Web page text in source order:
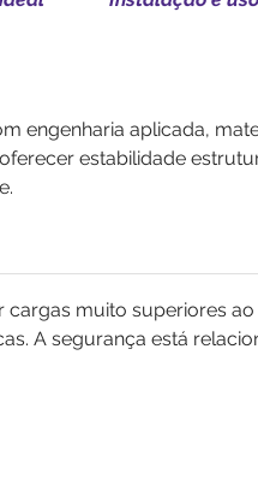
engenharia aplicada,
estabilidade
muito superiores
A segurança está